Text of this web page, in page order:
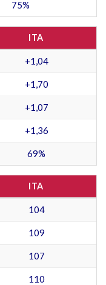
75%
ITA
+1,04
+1,70
+1,07
+1,36
69%
ITA
104
109
107
110